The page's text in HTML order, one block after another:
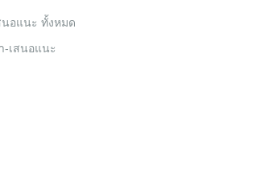
อแนะ ทั้งหมด
-เสนอแนะ